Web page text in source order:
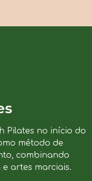
Pilates no início do
método de
combinando
artes marciais.